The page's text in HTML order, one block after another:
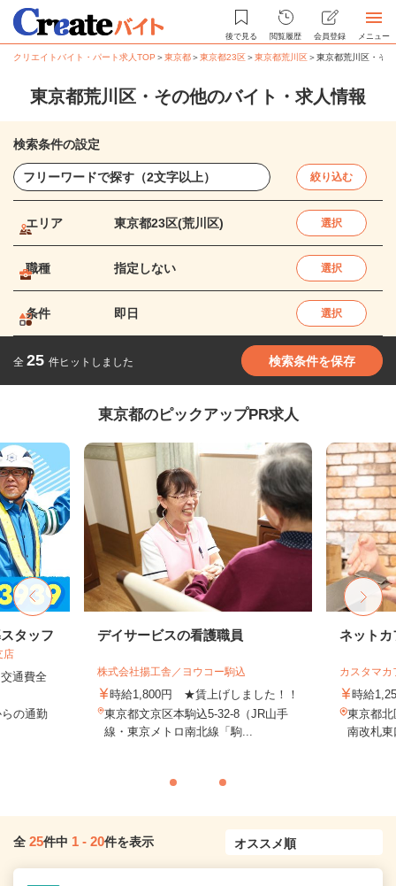
後で見る 閲覧履歴 会員登録 メニュー
クリエイトバイト・パート求人TOP ＞東京都＞東京都23区＞東京都荒川区＞東京都荒川区・そ
東京都荒川区・その他のバイト・求人情報
検索条件の設定
絞り込む
エリア 東京都23区(荒川区) 選択
職種 指定しない 選択
条件 即日 選択
全 25 件ヒットしました 検索条件を保存
東京都のピックアップPR求人
タッフ
店
通費全
の通勤
デイサービスの看護職員
株式会社揚工舎／ヨウコー駒込
時給1,800円 ★賃上げしました！！
東京都文京区本駒込5-32-8（JR山手
線・東京メトロ南北線「駒...
ネットカ
カスタマ
時給
東京都北
南改札
全 25件中 1 - 20件を表示